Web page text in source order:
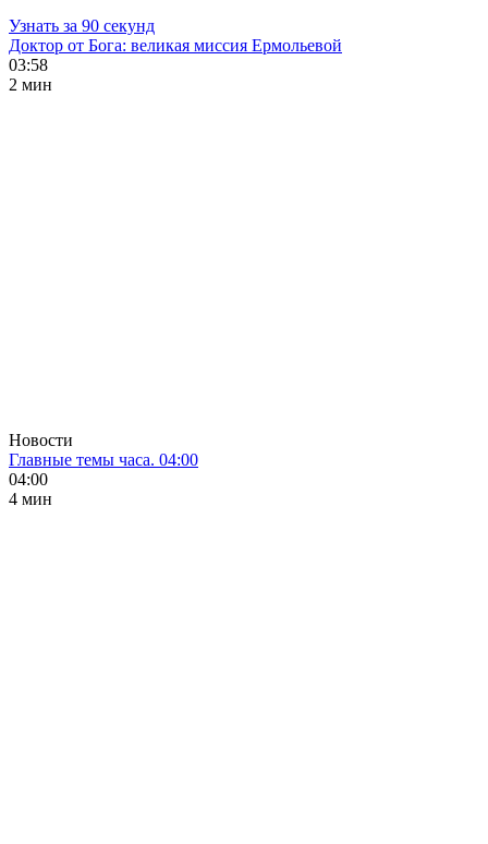
Узнать за 90 секунд
Доктор от Бога: великая миссия Ермольевой
03:58
2 мин
Новости
Главные темы часа. 04:00
04:00
4 мин